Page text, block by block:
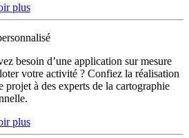
plus
besoin d’une application sur mesure
votre activité ? Confiez la réalisation
projet à des experts de la cartographie
plus